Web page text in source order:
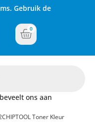
Gebruik de
0
ons aan
Toner Kleur